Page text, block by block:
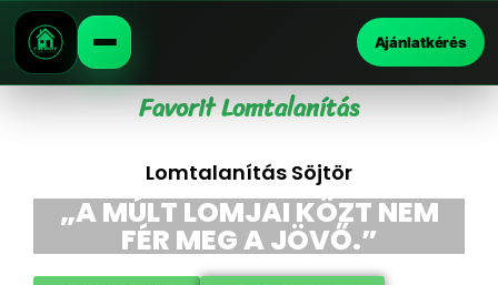
Ajánlatkérés
Favorit Lomtalanítás
Lomtalanítás Söjtör
„A MÚLT LOMJAI KÖZT NEM
FÉR MEG A JÖVŐ.”